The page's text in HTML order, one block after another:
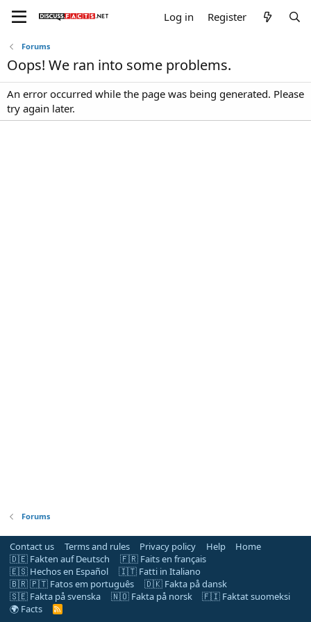
Log in Register
Forums
Oops! We ran into some problems.
An error occurred while the page was being generated. Please
try again later.
Forums
Contact us Terms and rules Privacy policy Help
Home
🇩🇪 Fakten auf Deutsch
🇫🇷 Faits en français
🇪🇸 Hechos en Español
🇮🇹 Fatti in Italiano
🇧🇷 🇵🇹 Fatos em português
🇩🇰 Fakta på dansk
🇸🇪 Fakta på svenska
🇳🇴 Fakta på norsk
🇫🇮 Faktat suomeksi
🌍 Facts
R